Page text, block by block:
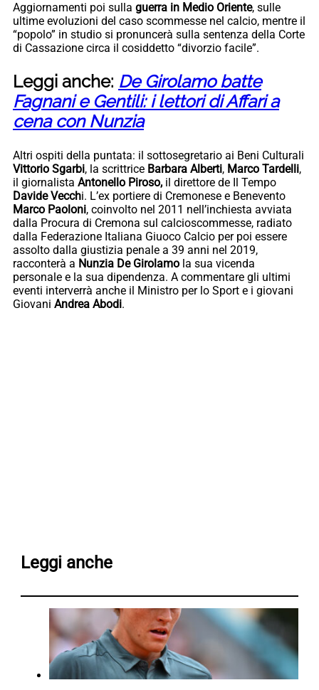
Aggiornamenti poi sulla guerra in Medio Oriente, sulle
ultime evoluzioni del caso scommesse nel calcio, mentre il
“popolo” in studio si pronuncerà sulla sentenza della Corte
di Cassazione circa il cosiddetto “divorzio facile”.
Leggi anche: De Girolamo batte
Fagnani e Gentili: i lettori di Affari a
cena con Nunzia
Altri ospiti della puntata: il sottosegretario ai Beni Culturali
Vittorio Sgarbi, la scrittrice Barbara Alberti, Marco Tardelli,
il giornalista Antonello Piroso, il direttore de Il Tempo
Davide Vecchi. L’ex portiere di Cremonese e Benevento
Marco Paoloni, coinvolto nel 2011 nell’inchiesta avviata
dalla Procura di Cremona sul calcioscommesse, radiato
dalla Federazione Italiana Giuoco Calcio per poi essere
assolto dalla giustizia penale a 39 anni nel 2019,
racconterà a Nunzia De Girolamo la sua vicenda
personale e la sua dipendenza. A commentare gli ultimi
eventi interverrà anche il Ministro per lo Sport e i giovani
Giovani Andrea Abodi.
Leggi anche